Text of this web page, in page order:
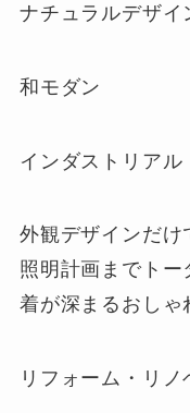
ナチュラルデザイ
和モダン
インダストリアル
外観デザインだけ
照明計画までト
着が深まるおしゃ
リフォーム・リノ